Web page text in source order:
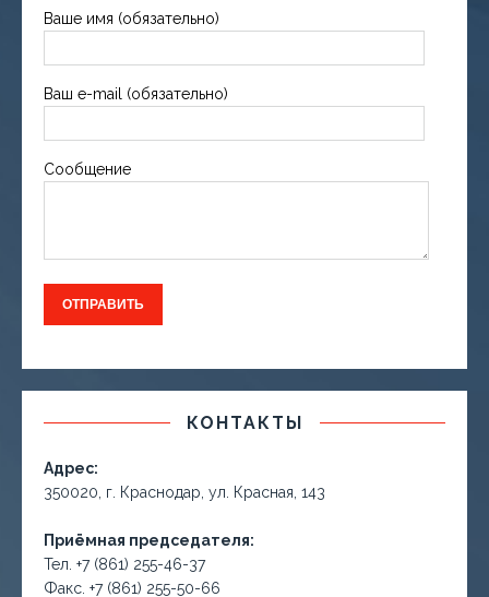
Ваше имя (обязательно)
Ваш e-mail (обязательно)
Сообщение
КОНТАКТЫ
Адрес:
350020, г. Краснодар, ул. Красная, 143
Приёмная председателя:
Тел. +7 (861) 255-46-37
Факс. +7 (861) 255-50-66